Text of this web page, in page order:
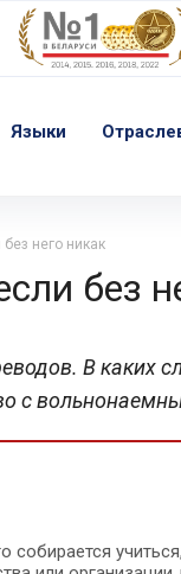
Языки
него никак
без
В каких
с